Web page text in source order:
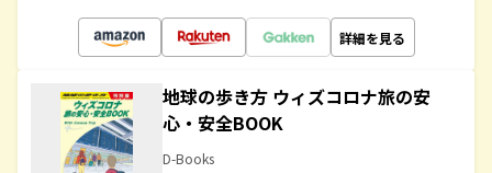
詳細を見る
地球の歩き方 ウィズコロナ旅の安
心・安全BOOK
D-Books